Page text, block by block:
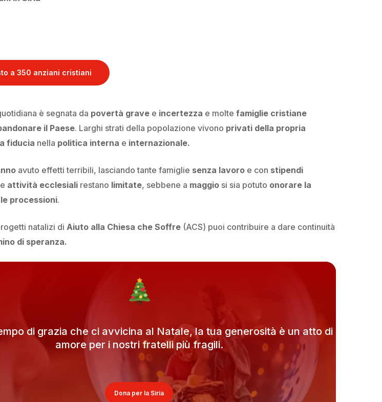
a 350 anziani cristiani
è segnata da povertà gravee incertezza e molte famiglie cristiane
il Paese. Larghi strati della popolazione vivono privati della propria
fiducia nella politica interna e internazionale.
avuto effetti terribili, lasciando tante famiglie senza lavoroe con stipendi
attività ecclesialirestano limitate, sebbene a maggiosi sia potuto onorare la
processioni.
natalizi di Aiuto alla Chiesa che Soffre(ACS) puoi contribuire a dare continuità
di speranza.
di grazia che ci avvicina al Natale, la tua generosità è un atto di
amore per i nostri fratelli più fragili.
Dona per la Siria